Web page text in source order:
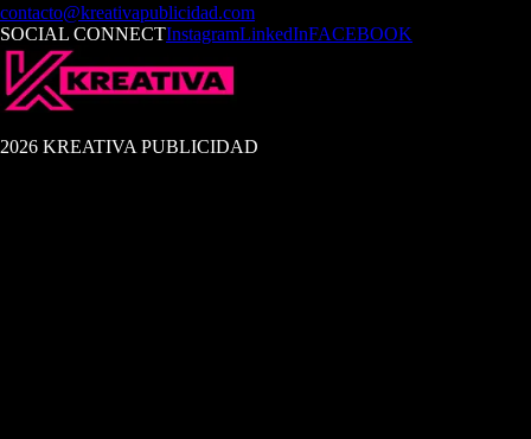
contacto@kreativapublicidad.com
SOCIAL CONNECTInstagramLinkedInFACEBOOK
2026 KREATIVA PUBLICIDAD